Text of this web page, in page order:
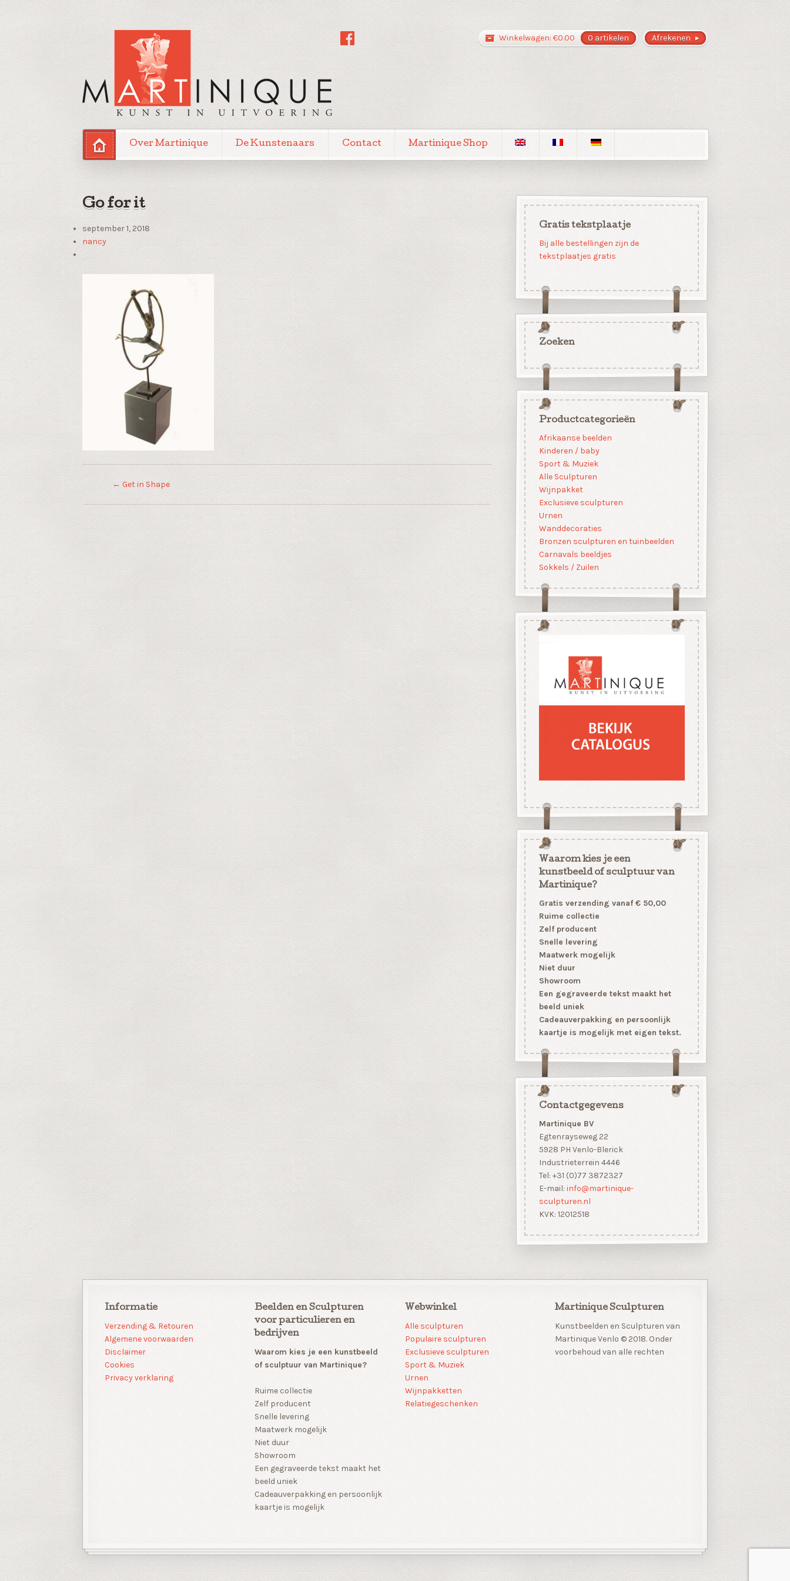
Afrekenen
Winkelwagen: €0.00 0 artikelen
Over Martinique De Kunstenaars Contact Martinique Shop
Go for it
september 1, 2018
nancy
← Get in Shape
Gratis tekstplaatje
Bij alle bestellingen zijn de
tekstplaatjes gratis
Zoeken
Productcategorieën
Afrikaanse beelden
Kinderen / baby
Sport & Muziek
Alle Sculpturen
Wijnpakket
Exclusieve sculpturen
Urnen
Wanddecoraties
Bronzen sculpturen en tuinbeelden
Carnavals beeldjes
Sokkels / Zuilen
Waarom kies je een
kunstbeeld of sculptuur van
Martinique?
Gratis verzending vanaf € 50,00
Ruime collectie
Zelf producent
Snelle levering
Maatwerk mogelijk
Niet duur
Showroom
Een gegraveerde tekst maakt het
beeld uniek
Cadeauverpakking en persoonlijk
kaartje is mogelijk met eigen tekst.
Contactgegevens
Martinique BV
Egtenrayseweg 22
5928 PH Venlo-Blerick
Industrieterrein 4446
Tel: +31 (0)77 3872327
E-mail: info@martinique-
sculpturen.nl
KVK: 12012518
Informatie
Verzending & Retouren
Algemene voorwaarden
Disclaimer
Cookies
Privacy verklaring
Beelden en Sculpturen
voor particulieren en
bedrijven
Waarom kies je een kunstbeeld
of sculptuur van Martinique?
Ruime collectie
Zelf producent
Snelle levering
Maatwerk mogelijk
Niet duur
Showroom
Een gegraveerde tekst maakt het
beeld uniek
Cadeauverpakking en persoonlijk
kaartje is mogelijk
Webwinkel
Alle sculpturen
Populaire sculpturen
Exclusieve sculpturen
Sport & Muziek
Urnen
Wijnpakketten
Relatiegeschenken
Martinique Sculpturen
Kunstbeelden en Sculpturen van
Martinique Venlo © 2018. Onder
voorbehoud van alle rechten